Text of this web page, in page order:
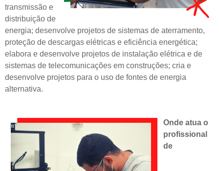
transmissão e
distribuição de
energia; desenvolve projetos de sistemas de aterramento,
proteção de descargas elétricas e eficiência energética;
elabora e desenvolve projetos de instalação elétrica e de
sistemas de telecomunicações em construções; cria e
desenvolve projetos para o uso de fontes de energia
alternativa.
Onde atua o
profissional
de